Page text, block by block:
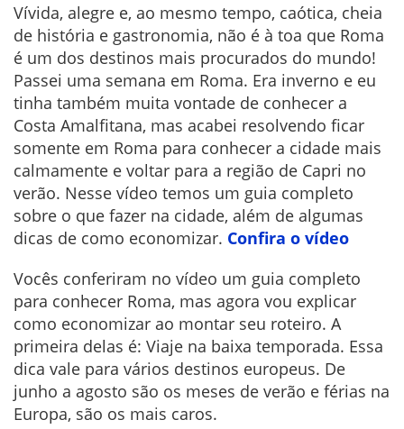
Vívida, alegre e, ao mesmo tempo, caótica, cheia
de história e gastronomia, não é à toa que Roma
é um dos destinos mais procurados do mundo!
Passei uma semana em Roma. Era inverno e eu
tinha também muita vontade de conhecer a
Costa Amalfitana, mas acabei resolvendo ficar
somente em Roma para conhecer a cidade mais
calmamente e voltar para a região de Capri no
verão. Nesse vídeo temos um guia completo
sobre o que fazer na cidade, além de algumas
dicas de como economizar. Confira o vídeo
Vocês conferiram no vídeo um guia completo
para conhecer Roma, mas agora vou explicar
como economizar ao montar seu roteiro. A
primeira delas é: Viaje na baixa temporada. Essa
dica vale para vários destinos europeus. De
junho a agosto são os meses de verão e férias na
Europa, são os mais caros.